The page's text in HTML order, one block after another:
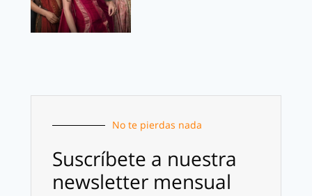
No te pierdas nada
Suscríbete a nuestra
newsletter mensual